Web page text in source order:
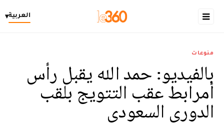
العربية▾
منوعات
بالفيديو: حمد الله يقبل رأس
أمرابط عقب التتويج بلقب
الدوري السعودي